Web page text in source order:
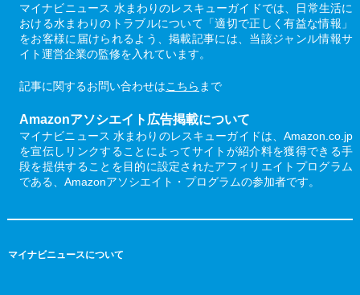
マイナビニュース 水まわりのレスキューガイドでは、日常生活に
おける水まわりのトラブルについて「適切で正しく有益な情報」
をお客様に届けられるよう、掲載記事には、当該ジャンル情報サ
イト運営企業の監修を入れています。
記事に関するお問い合わせはこちら まで
Amazonアソシエイト広告掲載について
マイナビニュース 水まわりのレスキューガイドは、Amazon.co.jp
を宣伝しリンクすることによってサイトが紹介料を獲得できる手
段を提供することを目的に設定されたアフィリエイトプログラム
である、Amazonアソシエイト・プログラムの参加者です。
マイナビニュースについて